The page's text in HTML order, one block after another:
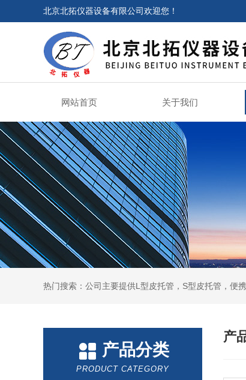
北京北拓仪器设备有限公司欢迎您！
网站首页 关于我们
产品分类
PRODUCT CATEGORY
产